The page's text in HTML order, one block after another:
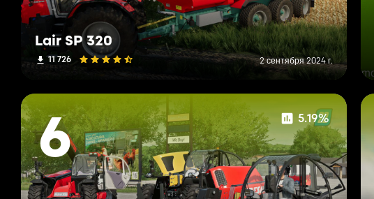
Lair SP 320
11 726 2 сентября 2024 г.
6 5.19%